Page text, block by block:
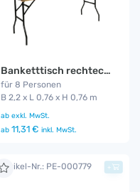
Banketttisch rechteckig 2,2 m
für 8 Personen
B 2,2 x L 0,76 x H 0,76 m
ab exkl. MwSt.
ab 11,31 € inkl. MwSt.
Artikel-Nr.: PE-000779 +